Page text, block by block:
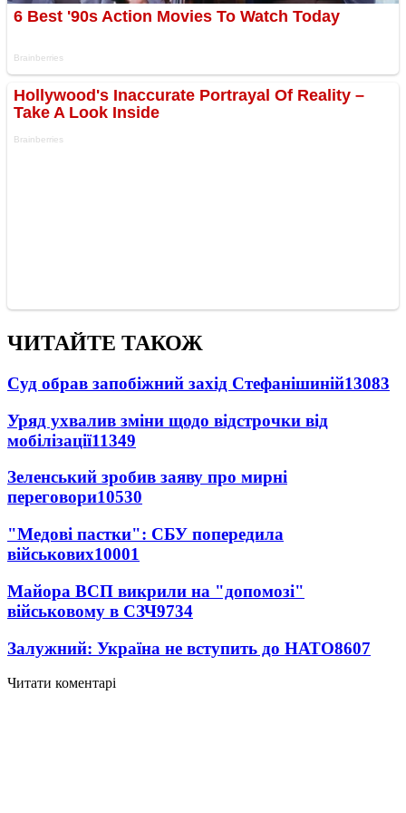
ЧИТАЙТЕ ТАКОЖ
Суд обрав запобіжний захід Стефанішиній13083
Уряд ухвалив зміни щодо відстрочки від
мобілізації11349
Зеленський зробив заяву про мирні
переговори10530
"Медові пастки": СБУ попередила
військових10001
Майора ВСП викрили на "допомозі"
військовому в СЗЧ9734
Залужний: Україна не вступить до НАТО8607
Читати коментарі